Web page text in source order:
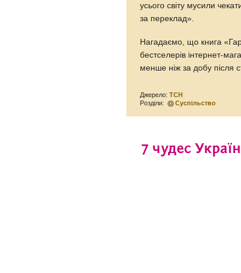
усього світу мусили
за переклад».
Нагадаємо, що книга
бестселерів інтернет-
менше ніж за добу після
Джерело:ТСН
Розділи:
Суспільство